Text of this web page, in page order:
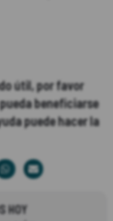
útil, por favor
beneficiarse
puede hacer la
HOY